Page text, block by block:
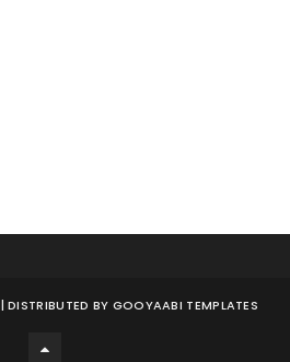
| DISTRIBUTED BY GOOYAABI TEMPLATES